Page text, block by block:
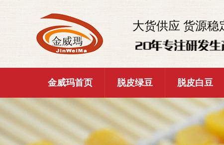
大货供应 货源稳
金威玛首页 脱皮绿豆 脱皮白豆